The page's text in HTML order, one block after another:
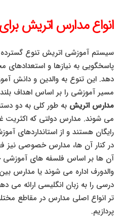
انواع مدارس اتریش
سیستم آموزشی اتریش تنوع گسترده
پاسخگویی به نیازها و استعدادهای
دهد. این تنوع به والدین و دانش
مسیر آموزشی را بر اساس اهداف
مدارس اتریش به طور کلی به دو
می شوند. مدارس دولتی که اکثریت
رایگان هستند و از استانداردهای
در کنار آن ها، مدارس خصوصی نیز
آن ها بر اساس فلسفه های آموزشی
والدورف اداره می شوند یا مدارس
درسی را به زبان انگلیسی ارائه می
تر انواع اصلی مدارس در مقاطع
پردازیم.